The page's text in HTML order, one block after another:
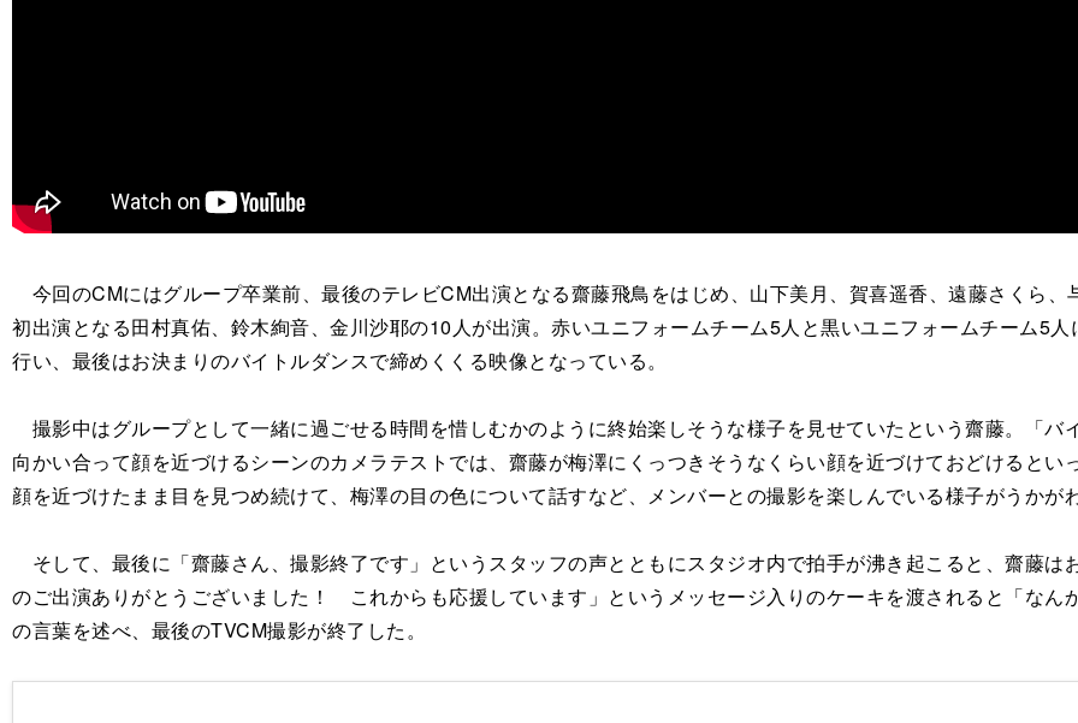
今回のCMにはグループ卒業前、最後のテレビCM出演となる齋藤飛鳥をはじめ、山下美月、賀喜遥香、遠藤さくら
初出演となる田村真佑、鈴木絢音、金川沙耶の10人が出演。赤いユニフォームチーム5人と黒いユニフォームチーム5
行い、最後はお決まりのバイトルダンスで締めくくる映像となっている。
撮影中はグループとして一緒に過ごせる時間を惜しむかのように終始楽しそうな様子を見せていたという齋藤。「
向かい合って顔を近づけるシーンのカメラテストでは、齋藤が梅澤にくっつきそうなくらい顔を近づけておどけると
顔を近づけたまま目を見つめ続けて、梅澤の目の色について話すなど、メンバーとの撮影を楽しんでいる様子がうかが
そして、最後に「齋藤さん、撮影終了です」というスタッフの声とともにスタジオ内で拍手が沸き起こると、齋藤
のご出演ありがとうございました！ これからも応援しています」というメッセージ入りのケーキを渡されると「な
の言葉を述べ、最後のTVCM撮影が終了した。